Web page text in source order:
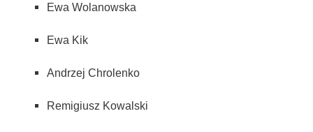
Ewa Wolanowska
Ewa Kik
Andrzej Chrolenko
Remigiusz Kowalski